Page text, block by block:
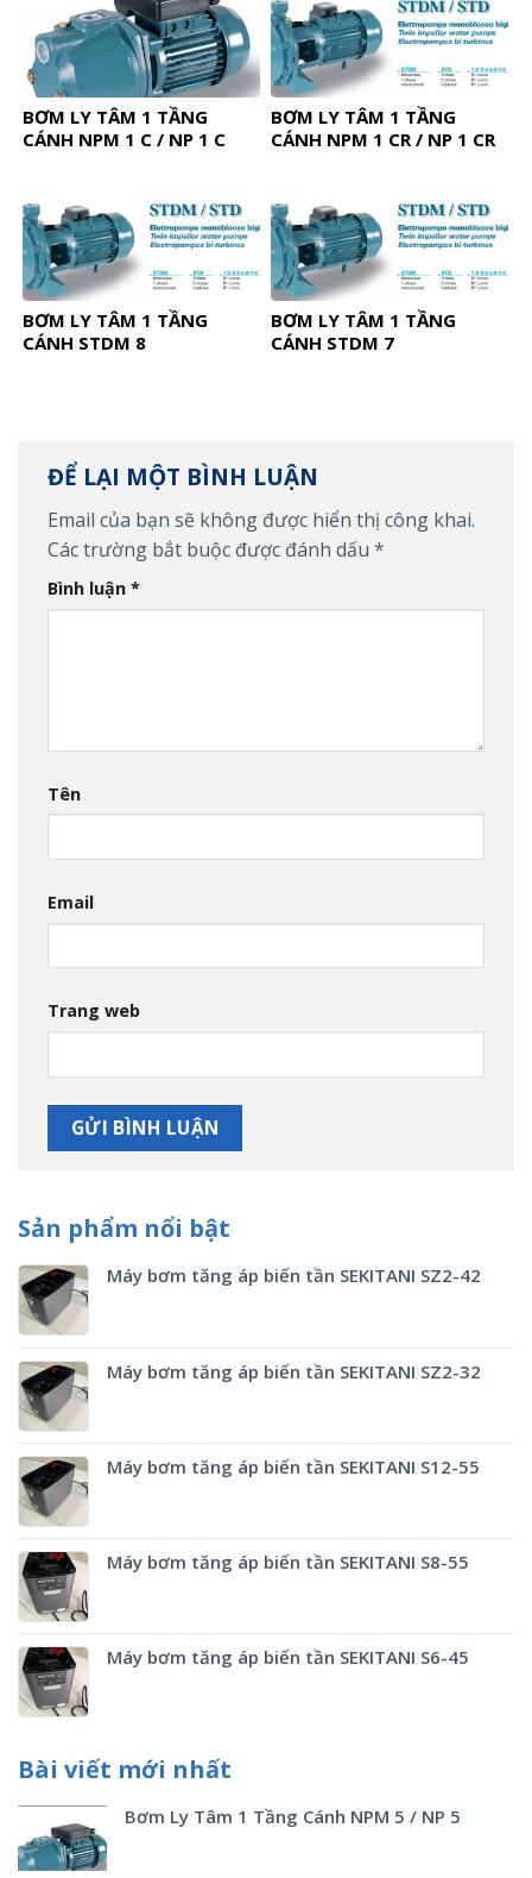
BƠM LY TÂM 1 TẦNG
CÁNH NPM 1 C / NP 1 C
BƠM LY TÂM 1 TẦNG
CÁNH NPM 1 CR / NP 1 CR
BƠM LY TÂM 1 TẦNG
CÁNH STDM 8
BƠM LY TÂM 1 TẦNG
CÁNH STDM 7
ĐỂ LẠI MỘT BÌNH LUẬN
Email của bạn sẽ không được hiển thị công khai.
Các trường bắt buộc được đánh dấu *
Bình luận *
Tên
Email
Trang web
Sản phẩm nổi bật
Máy bơm tăng áp biến tần SEKITANI SZ2-42
Máy bơm tăng áp biến tần SEKITANI SZ2-32
Máy bơm tăng áp biến tần SEKITANI S12-55
Máy bơm tăng áp biến tần SEKITANI S8-55
Máy bơm tăng áp biến tần SEKITANI S6-45
Bài viết mới nhất
Bơm Ly Tâm 1 Tầng Cánh NPM 5 / NP 5